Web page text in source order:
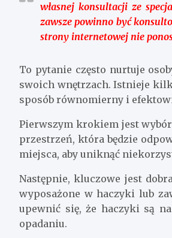
własnej konsultacji ze
zawsze powinno być
strony internetowej nie
To pytanie często nurtuje
swoich wnętrzach. Istnieje
sposób równomierny i
Pierwszym krokiem jest
przestrzeń, która będzie
miejsca, aby uniknąć
Następnie, kluczowe jest
wyposażone w haczyki lub
upewnić się, że haczyki są
opadaniu.